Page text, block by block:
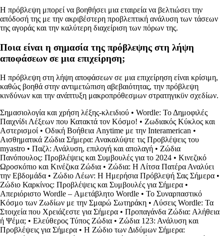
Η πρόβλεψη μπορεί να βοηθήσει μια εταιρεία να βελτιώσει την
απόδοσή της με την ακριβέστερη προβλεπτική ανάλυση των τάσεων
της αγοράς και την καλύτερη διαχείριση των πόρων της.
Ποια είναι η σημασία της πρόβλεψης στη λήψη
αποφάσεων σε μια επιχείρηση;
Η πρόβλεψη στη λήψη αποφάσεων σε μια επιχείρηση είναι κρίσιμη,
καθώς βοηθά στην αντιμετώπιση αβεβαιότητας, την πρόβλεψη
κινδύνων και την ανάπτυξη μακροπρόθεσμων στρατηγικϋν σχεδίων.
Σημασιολογία και χρήση λέξης-κλειδιού • Wordle: Το Δημοφιλές
Παιχνίδι Λέξεων που Κατακτά τον Κόσμο! • Ζωδιακός Κύκλος και
Αστερισμοί• Οδική Βοήθεια Anytime με την Interamerican •
Αισθηματικά Ζώδια Σήμερα: Ανακαλύψτε τις Προβλέψεις του
myastro • Παζλ: Ανάλυση, επιλογή και απολαγή • Ζώδια
Πανόπουλος: Προβλέψεις και Συμβουλές για το 2024 • Κινεζικό
Ωροσκόπιο και Κινέζικα Ζώδια • Ζώδια: Η Λίτσα Πατέρα Αναλύει
την Εβδομάδα • Ζώδιο Λέων: Η Ημερήσια Πρόβλεψή Σας Σήμερα •
Ζώδιο Καρκίνος: Προβλέψεις και Συμβουλές για Σήμερα •
Απεριόριστο Wordle – Αμετάβλητο Wordle • Το Συναρπαστικό
Κόσμο των Ζωδίων με την Σμαρώ Σωτηράκη • Λύσεις Wordle: Τα
Στοιχεία που Χρειάζεστε για Σήμερα • Προπαγάνδα Ζώδια: Αλήθεια
ή Ψέμα; • Ελεύθερος Τύπος Ζώδια • Ζώδια 123: Ανάλυση και
Προβλέψεις για Σήμερα • Η Ζώδιο των Διδύμων Σήμερα: